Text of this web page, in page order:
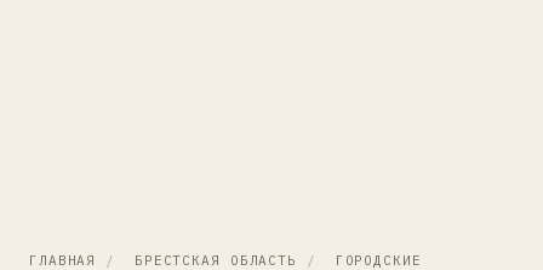
ГЛАВНАЯ / БРЕСТСКАЯ ОБЛАСТЬ /
ГОРОДСКИЕ